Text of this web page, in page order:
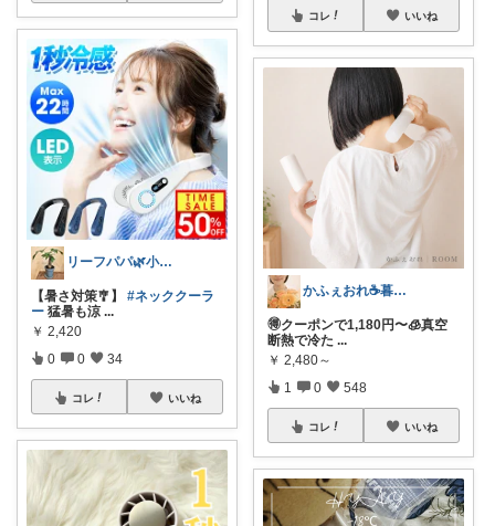
リーフパパ🌿小学2年生女の子のパパ
【暑さ対策🎐】 #ネッククーラ
ー 猛暑も涼 ...
￥ 2,420
0 0 34
コレ いいね
コレ いいね
かふぇおれ☕暮らしを整える便利グッズ🍀
🉐クーポンで1,180円〜🧊真空
断熱で冷た ...
￥ 2,480～
1 0 548
コレ いいね